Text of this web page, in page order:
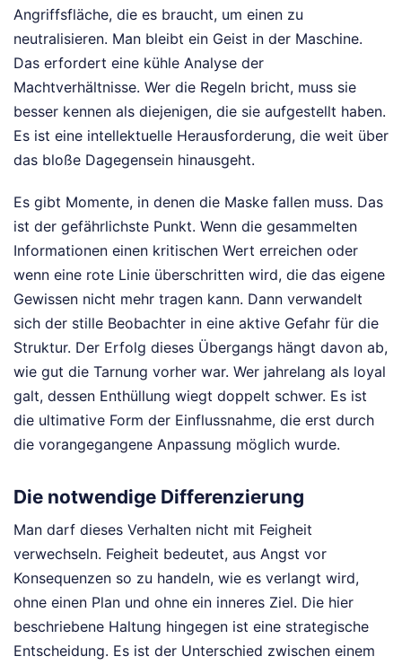
Angriffsfläche, die es braucht, um einen zu
neutralisieren. Man bleibt ein Geist in der Maschine.
Das erfordert eine kühle Analyse der
Machtverhältnisse. Wer die Regeln bricht, muss sie
besser kennen als diejenigen, die sie aufgestellt haben.
Es ist eine intellektuelle Herausforderung, die weit über
das bloße Dagegensein hinausgeht.
Es gibt Momente, in denen die Maske fallen muss. Das
ist der gefährlichste Punkt. Wenn die gesammelten
Informationen einen kritischen Wert erreichen oder
wenn eine rote Linie überschritten wird, die das eigene
Gewissen nicht mehr tragen kann. Dann verwandelt
sich der stille Beobachter in eine aktive Gefahr für die
Struktur. Der Erfolg dieses Übergangs hängt davon ab,
wie gut die Tarnung vorher war. Wer jahrelang als loyal
galt, dessen Enthüllung wiegt doppelt schwer. Es ist
die ultimative Form der Einflussnahme, die erst durch
die vorangegangene Anpassung möglich wurde.
Die notwendige Differenzierung
Man darf dieses Verhalten nicht mit Feigheit
verwechseln. Feigheit bedeutet, aus Angst vor
Konsequenzen so zu handeln, wie es verlangt wird,
ohne einen Plan und ohne ein inneres Ziel. Die hier
beschriebene Haltung hingegen ist eine strategische
Entscheidung. Es ist der Unterschied zwischen einem